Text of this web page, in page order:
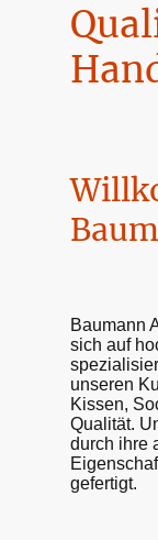
Baumann
sich auf
unseren
Kissen,
Qualität.
durch ihre
gefertigt.